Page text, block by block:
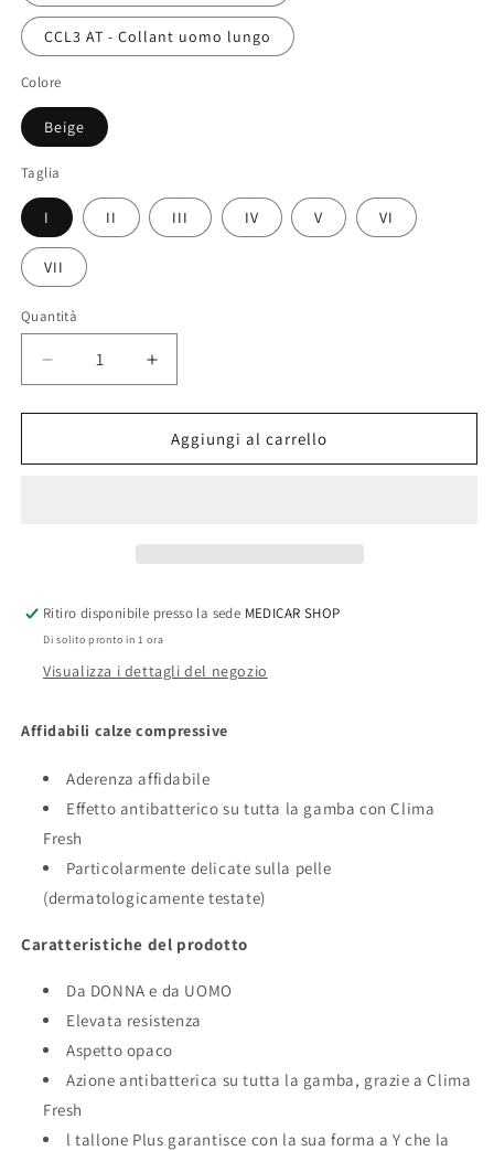
CCL3 AT - Collant uomo lungo
Colore
Beige
Taglia
I II III IV V VI
VII
Quantità
Quantità
Diminuisci
quantità
per
Plus®
Aumenta
quantità
per
Mediven
Plus®
Aggiungi al carrello
Ritiro disponibile presso la sede MEDICAR SHOP
Di solito pronto in 1 ora
Visualizza i dettagli del negozio
Affidabili calze compressive
Aderenza affidabile
Effetto antibatterico su tutta la gamba con Clima
Fresh
Particolarmente delicate sulla pelle
(dermatologicamente testate)
Caratteristiche del prodotto
Da DONNA e da UOMO
Elevata resistenza
Aspetto opaco
Azione antibatterica su tutta la gamba, grazie a Clima
Fresh
l tallone Plus garantisce con la sua forma a Y che la